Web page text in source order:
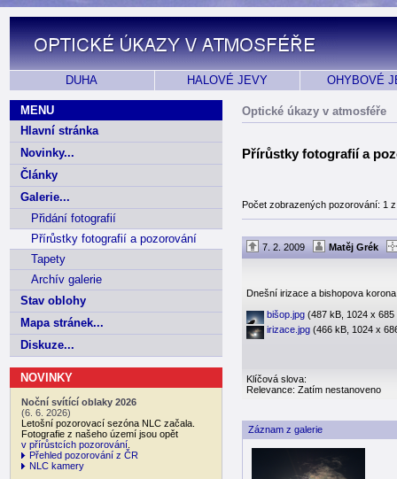
DUHA HALOVÉ JEVY OHYBOVÉ
MENU
Hlavní stránka
Novinky...
Články
Galerie...
Přidání fotografií
Přírůstky fotografií a pozorování
Tapety
Archív galerie
Stav oblohy
Mapa stránek...
Diskuze...
NOVINKY
Noční svítící oblaky 2026
(6. 6. 2026)
Letošní pozorovací sezóna NLC začala.
Fotografie z našeho území jsou opět
v přírůstcích pozorování
Přehled pozorování z ČR
NLC kamery
Optické úkazy v atmosféře
Přírůstky fotografií a
Počet zobrazených pozorování: 1
7. 2. 2009 Matěj Grék
Dnešní irizace a bishopova korona
bišop.jpg (487 kB, 1024 x 685
irizace.jpg (466 kB, 1024 x
Klíčová slova:
Relevance: Zatím nestanoveno
Záznam z galerie